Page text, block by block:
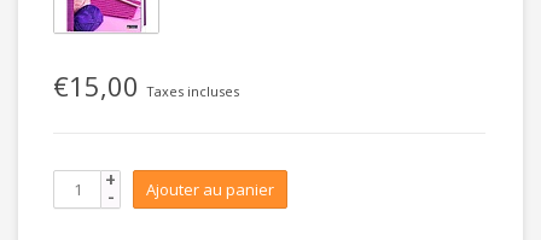
€15,00 Taxes incluses
+
- Ajouter au panier